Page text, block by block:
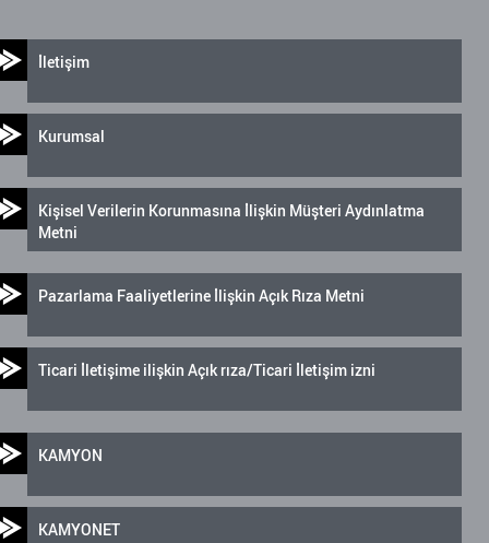
İletişim
Kurumsal
Kişisel Verilerin Korunmasına İlişkin Müşteri Aydınlatma
Metni
Pazarlama Faaliyetlerine İlişkin Açık Rıza Metni
Ticari İletişime ilişkin Açık rıza/Ticari İletişim izni
KAMYON
KAMYONET